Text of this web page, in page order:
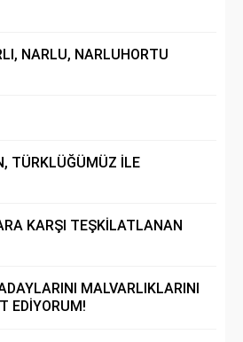
NARLU, NARLUHORTU
TÜRKLÜĞÜMÜZ İLE
KARŞI TEŞKİLATLANAN
MALVARLIKLARINI
EDİYORUM!